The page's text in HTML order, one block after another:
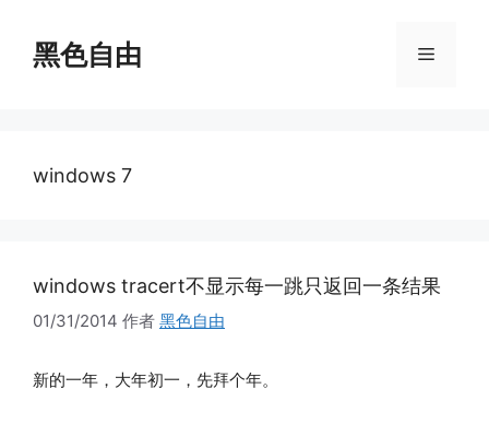
黑色自由 菜
windows 7
windows tracert不显示每一跳只返回一条结果
01/31/2014 作者 黑色自由
新的一年，大年初一，先拜个年。